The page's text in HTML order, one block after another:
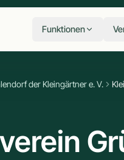
Funktionen
der Kleingärtner e. V.